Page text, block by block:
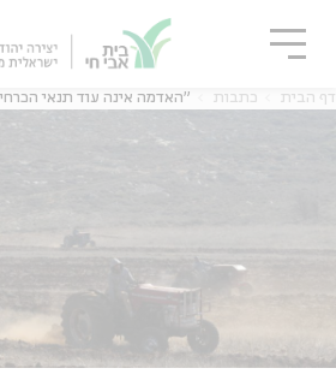
דף הבית כתבות "האדמה אינה עוד תנאי
סגור